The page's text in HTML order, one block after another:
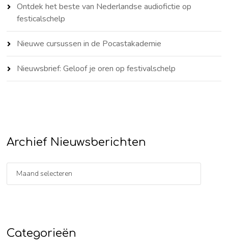
Ontdek het beste van Nederlandse audiofictie op
festicalschelp
Nieuwe cursussen in de Pocastakademie
Nieuwsbrief: Geloof je oren op festivalschelp
Archief Nieuwsberichten
Categorieën